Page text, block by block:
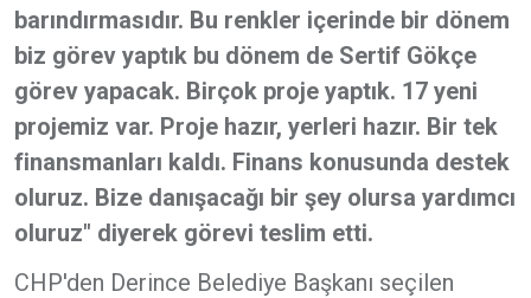
barındırmasıdır. Bu renkler içerinde bir dönem
biz görev yaptık bu dönem de Sertif Gökçe
görev yapacak. Birçok proje yaptık. 17 yeni
projemiz var. Proje hazır, yerleri hazır. Bir tek
finansmanları kaldı. Finans konusunda destek
oluruz. Bize danışacağı bir şey olursa yardımcı
oluruz" diyerek görevi teslim etti.
CHP'den Derince Belediye Başkanı seçilen